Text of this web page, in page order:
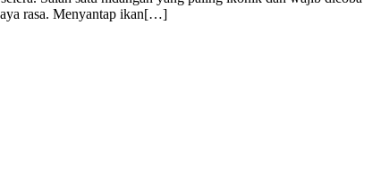
rasa. Menyantap ikan[…]